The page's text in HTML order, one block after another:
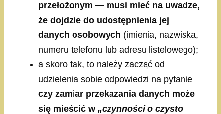
przełożonym — musi mieć na uwadze,
że dojdzie do udostępnienia jej
danych osobowych (imienia, nazwiska,
numeru telefonu lub adresu listelowego);
a skoro tak, to należy zacząć od
udzielenia sobie odpowiedzi na pytanie
czy zamiar przekazania danych może
się mieścić w „czynności o czysto